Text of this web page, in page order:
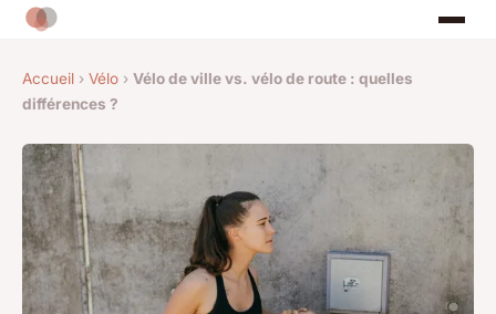
Accueil › Vélo › Vélo de ville vs. vélo de route : quelles
différences ?